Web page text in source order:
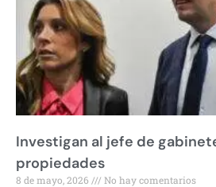
Investigan al jefe de
propiedades
8 de mayo, 2026 No hay comentarios